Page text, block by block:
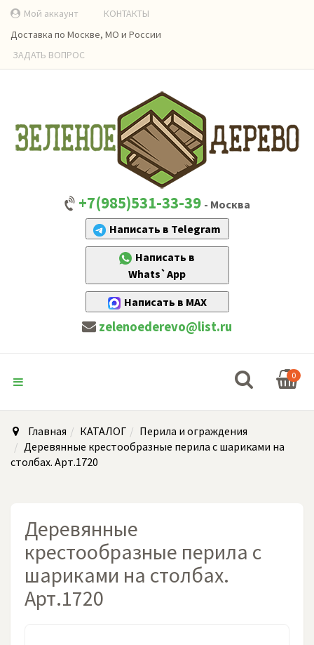
Мой аккаунт
КОНТАКТЫ
Доставка по Москве, МО и России
ЗАДАТЬ ВОПРОС
+7(985)531-33-39 - Москва
Написать в Telegram
Написать в
Whats`App
Написать в MAX
zelenoederevo@list.ru
0
Главная КАТАЛОГ
Перила и ограждения
Деревянные крестообразные перила с шариками на
столбах. Арт.1720
Деревянные
крестообразные перила с
шариками на столбах.
Арт.1720